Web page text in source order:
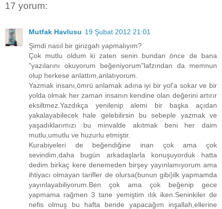
17 yorum:
Mutfak Havlusu 19 Şubat 2012 21:01
Şimdi nasıl bir girizgah yapmalıyım?
Çok mutlu oldum ki zaten senin bundan önce de bana
"yazılarını okuyorum beğeniyorum"lafzından da memnun
olup herkese anlattım,anlatıyorum.
Yazmak insanı,ömrü anlamak adına iyi bir yol'a sokar ve bir
yolda olmak her zaman insanın kendine olan değerini artırır
eksiltmez.Yazdıkça yenilenip alemi bir başka açıdan
yakalayabilecek hale gelebilirsin bu sebeple yazmak ve
yaşadıklarımızı bu minvalde akıtmak beni her daim
mutlu,umutlu ve huzurlu etmiştir.
Kurabiyeleri de beğendiğine inan çok ama çok
sevindim,daha bugün arkadaşlarla konuşuyorduk hatta
dedim birkaç kere denemeden birşey yayınlamıyorum ama
ihtiyacı olmayan tarifler de olursa(bunun gibi)ilk yapmamda
yayınlayabiliyorum.Ben çok ama çok beğenip gece
yapmama rağmen 3 tane yemiştim ılık iken.Seninkiler de
nefis olmuş bu hafta bende yapacağım inşallah,ellerine